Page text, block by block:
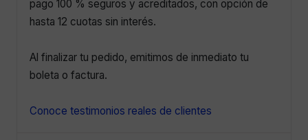
pago 100 % seguros y acreditados, con opción de
hasta 12 cuotas sin interés.
Al finalizar tu pedido, emitimos de inmediato tu
boleta o factura.
Conoce testimonios reales de clientes